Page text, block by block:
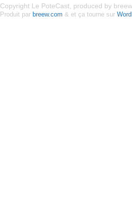
Copyright Le PoteCast, produced by
Produit par breew.com & et ça tourne sur